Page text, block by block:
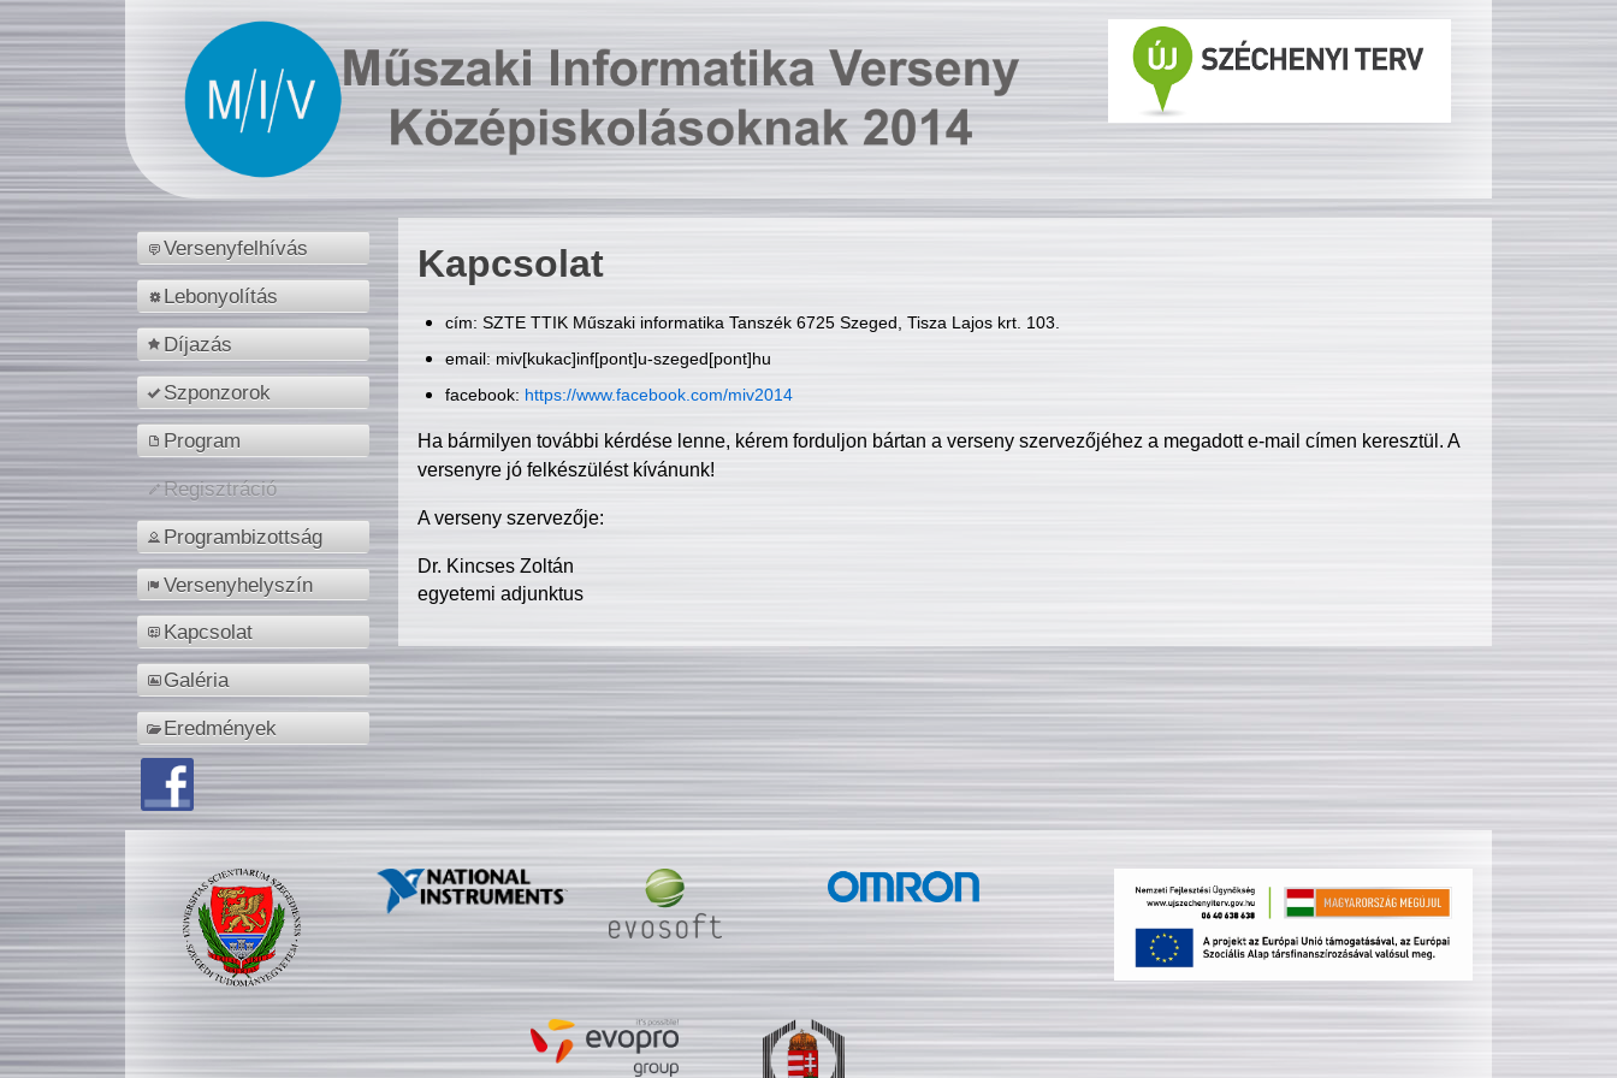
Versenyfelhívás
Lebonyolítás
Díjazás
Szponzorok
Program
Regisztráció
Programbizottság
Versenyhelyszín
Kapcsolat
Galéria
Eredmények
Kapcsolat
cím: SZTE TTIK Műszaki informatika Tanszék 6725 Szeged, Tisza Lajos krt. 103.
email: miv[kukac]inf[pont]u-szeged[pont]hu
facebook: https://www.facebook.com/miv2014
Ha bármilyen további kérdése lenne, kérem forduljon bártan a verseny szervezőjéhez a megadott e-mail címen keresztül. A
versenyre jó felkészülést kívánunk!
A verseny szervezője:
Dr. Kincses Zoltán
egyetemi adjunktus